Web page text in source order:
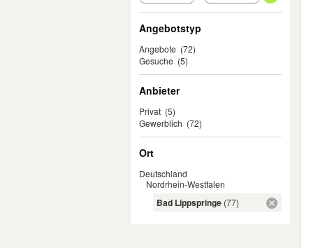
Angebotstyp
Angebote (72)
Gesuche (5)
Anbieter
Privat (5)
Gewerblich (72)
Ort
Deutschland
Nordrhein-Westfalen
Bad Lippspringe (77)